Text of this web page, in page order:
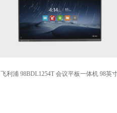
飞利浦 98BDL1254T 会议平板一体机 98英